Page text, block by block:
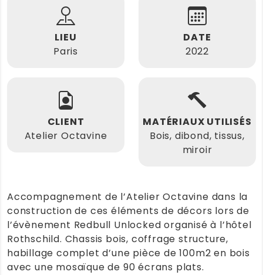
LIEU
Paris
DATE
2022
CLIENT
Atelier Octavine
MATÉRIAUX UTILISÉS
Bois, dibond, tissus,
miroir
Accompagnement de l’Atelier Octavine dans la
construction de ces éléments de décors lors de
l’évènement Redbull Unlocked organisé à l’hôtel
Rothschild. Chassis bois, coffrage structure,
habillage complet d’une pièce de 100m2 en bois
avec une mosaïque de 90 écrans plats.